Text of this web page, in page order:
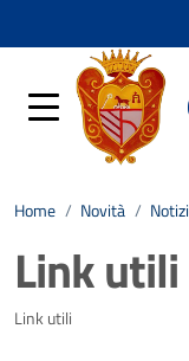
Home / Novità /
Link utili
Dettagli
Link utili